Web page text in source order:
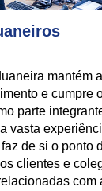
mantém
e cumpre
parte
vasta
de si o ponto
clientes e
com